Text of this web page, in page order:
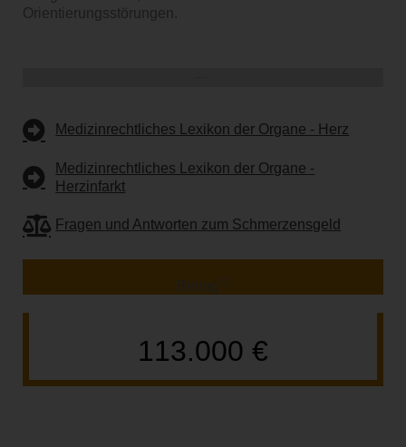
Orientierungsstörungen.
Medizinrechtliches Lexikon der Organe - Herz
Medizinrechtliches Lexikon der Organe -
Herzinfarkt
Fragen und Antworten zum Schmerzensgeld
Betrag *1
113.000 €